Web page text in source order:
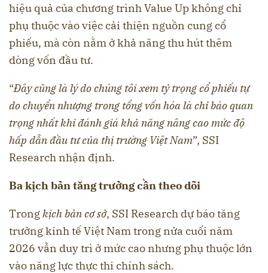
hiệu quả của chương trình Value Up không chỉ
phụ thuộc vào việc cải thiện nguồn cung cổ
phiếu, mà còn nằm ở khả năng thu hút thêm
dòng vốn đầu tư.
“Đây cũng là lý do chúng tôi xem tỷ trọng cổ phiếu tự
do chuyển nhượng trong tổng vốn hóa là chỉ báo quan
trọng nhất khi đánh giá khả năng nâng cao mức độ
hấp dẫn đầu tư của thị trường Việt Nam”, SSI
Research nhận định.
Ba kịch bản tăng trưởng cần theo dõi
Trongkịch bản cơ sở, SSI Research dự báo tăng
trưởng kinh tế Việt Nam trong nửa cuối năm
2026 vẫn duy trì ở mức cao nhưng phụ thuộc lớn
vào năng lực thực thi chính sách.